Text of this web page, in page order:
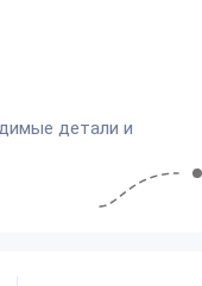
детали и